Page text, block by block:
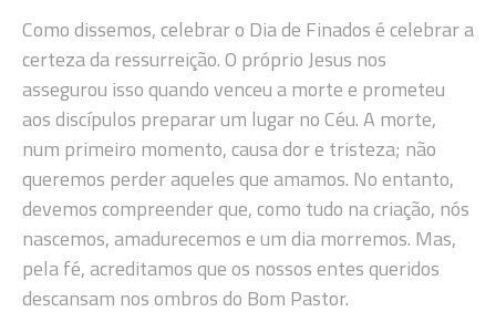
Como dissemos, celebrar o Dia de Finados é celebrar a
certeza da ressurreição. O próprio Jesus nos
assegurou isso quando venceu a morte e prometeu
aos discípulos preparar um lugar no Céu. A morte,
num primeiro momento, causa dor e tristeza; não
queremos perder aqueles que amamos. No entanto,
devemos compreender que, como tudo na criação, nós
nascemos, amadurecemos e um dia morremos. Mas,
pela fé, acreditamos que os nossos entes queridos
descansam nos ombros do Bom Pastor.